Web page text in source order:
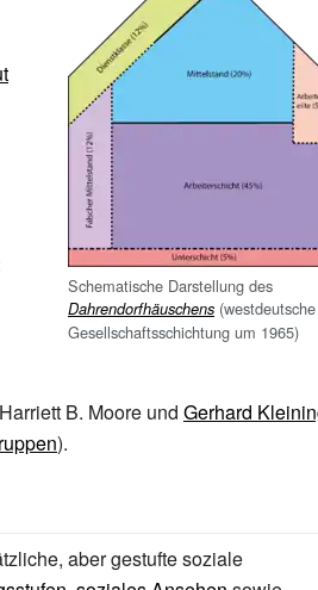
Schematische Darstellung des
Dahrendorfhäuschens (westdeutsche
Gesellschaftsschichtung um 1965)
B. Moore und Gerhard
).
aber gestufte soziale